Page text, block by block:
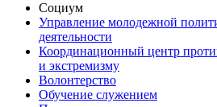
Социум
Управление молодежной
деятельности
Координационный центр
и экстремизму
Волонтерство
Обучение служением